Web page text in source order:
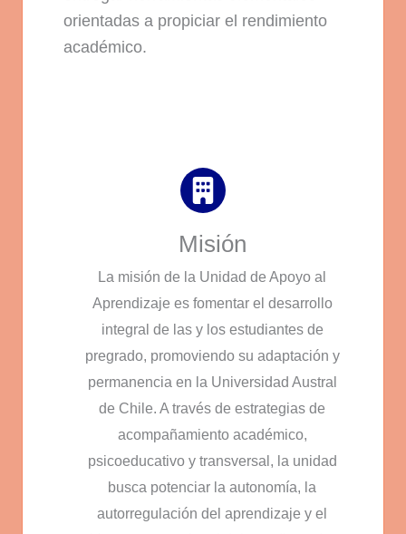
orientadas a propiciar el rendimiento
académico.
Misión
La misión de la Unidad de Apoyo al
Aprendizaje es fomentar el desarrollo
integral de las y los estudiantes de
pregrado, promoviendo su adaptación y
permanencia en la Universidad Austral
de Chile. A través de estrategias de
acompañamiento académico,
psicoeducativo y transversal, la unidad
busca potenciar la autonomía, la
autorregulación del aprendizaje y el